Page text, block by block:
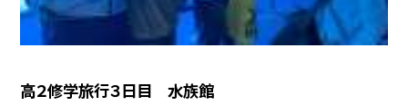
高２修学旅行３日目 水族館